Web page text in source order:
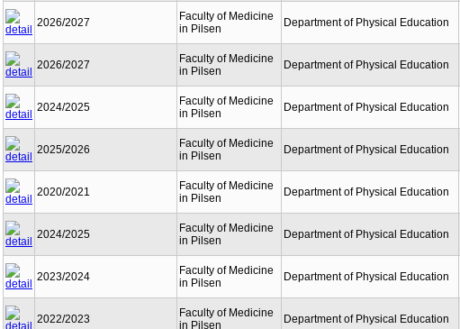
2026/2027
Faculty of Medicine
in Pilsen
Department of Physical Education
2026/2027
Faculty of Medicine
in Pilsen
Department of Physical Education
2024/2025
Faculty of Medicine
in Pilsen
Department of Physical Education
2025/2026
Faculty of Medicine
in Pilsen
Department of Physical Education
2020/2021
Faculty of Medicine
in Pilsen
Department of Physical Education
2024/2025
Faculty of Medicine
in Pilsen
Department of Physical Education
2023/2024
Faculty of Medicine
in Pilsen
Department of Physical Education
2022/2023
Faculty of Medicine
in Pilsen
Department of Physical Education